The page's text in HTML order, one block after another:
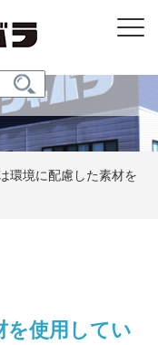
環境に配慮した素材を
を使用してい